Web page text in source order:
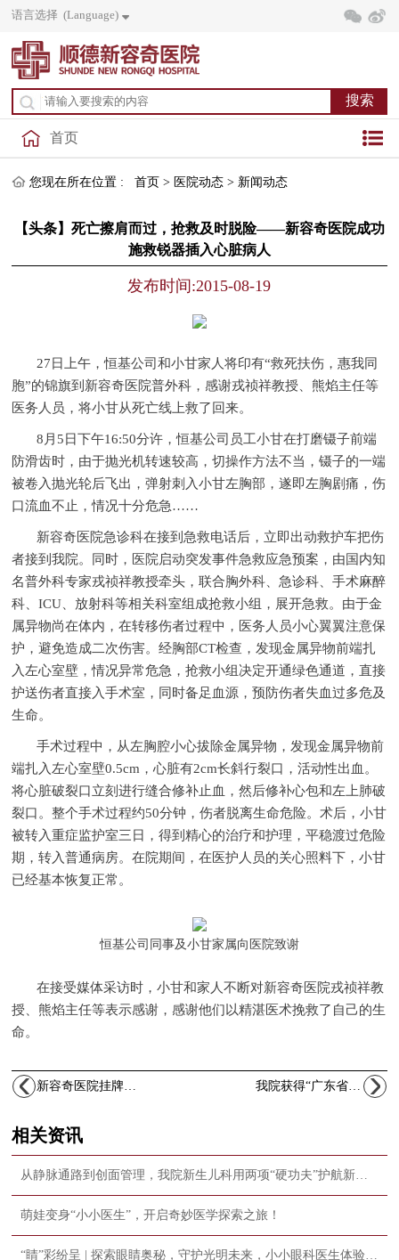
语言选择 (Language)
首页
您现在所在位置 :首页 > 医院动态 > 新闻动态
【头条】死亡擦肩而过，抢救及时脱险——新容奇医院成功
施救锐器插入心脏病人
发布时间:2015-08-19
27日上午，恒基公司和小甘家人将印有“救死扶伤，惠我同
胞”的锦旗到新容奇医院普外科，感谢戎祯祥教授、熊焰主任等
医务人员，将小甘从死亡线上救了回来。
8月5日下午16:50分许，恒基公司员工小甘在打磨镊子前端
防滑齿时，由于抛光机转速较高，切操作方法不当，镊子的一端
被卷入抛光轮后飞出，弹射刺入小甘左胸部，遂即左胸剧痛，伤
口流血不止，情况十分危急……
新容奇医院急诊科在接到急救电话后，立即出动救护车把伤
者接到我院。同时，医院启动突发事件急救应急预案，由国内知
名普外科专家戎祯祥教授牵头，联合胸外科、急诊科、手术麻醉
科、ICU、放射科等相关科室组成抢救小组，展开急救。由于金
属异物尚在体内，在转移伤者过程中，医务人员小心翼翼注意保
护，避免造成二次伤害。经胸部CT检查，发现金属异物前端扎
入左心室壁，情况异常危急，抢救小组决定开通绿色通道，直接
护送伤者直接入手术室，同时备足血源，预防伤者失血过多危及
生命。
手术过程中，从左胸腔小心拔除金属异物，发现金属异物前
端扎入左心室壁0.5cm，心脏有2cm长斜行裂口，活动性出血。
将心脏破裂口立刻进行缝合修补止血，然后修补心包和左上肺破
裂口。整个手术过程约50分钟，伤者脱离生命危险。术后，小甘
被转入重症监护室三日，得到精心的治疗和护理，平稳渡过危险
期，转入普通病房。在院期间，在医护人员的关心照料下，小甘
已经基本恢复正常。
恒基公司同事及小甘家属向医院致谢
在接受媒体采访时，小甘和家人不断对新容奇医院戎祯祥教
授、熊焰主任等表示感谢，感谢他们以精湛医术挽救了自己的生
命。
我院获得“广东省健康促进示范医院”荣誉称号
相关资讯
萌娃变身“小小医生”，开启奇妙医学探索之旅！